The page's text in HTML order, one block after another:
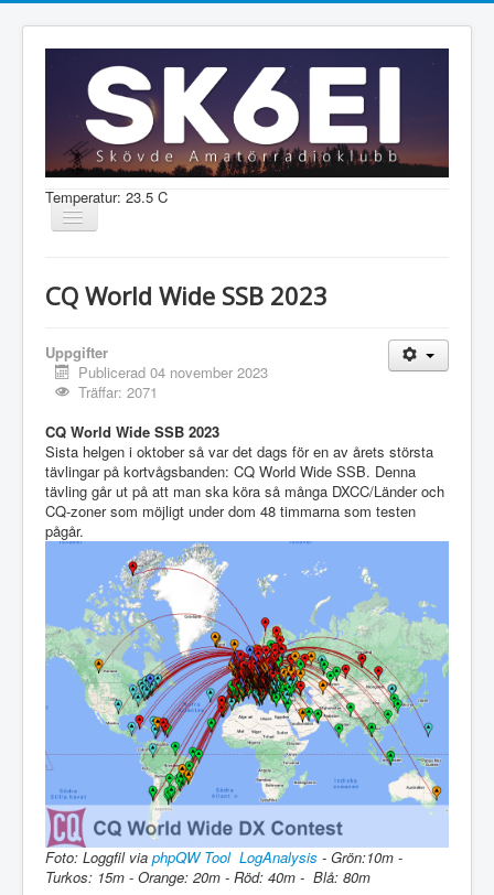
Temperatur: 23.5 C
Visa/dölj
Information
Aktiviteter
Medlem
Shop
CQ World Wide SSB 2023
Uppgifter
Publicerad 04 november 2023
Träffar: 2071
CQ World Wide SSB 2023
Sista helgen i oktober så var det dags för en av årets största
tävlingar på kortvågsbanden: CQ World Wide SSB. Denna
tävling går ut på att man ska köra så många DXCC/Länder och
CQ-zoner som möjligt under dom 48 timmarna som testen
pågår.
Foto: Loggfil via phpQW Tool LogAnalysis - Grön:10m -
Turkos: 15m - Orange: 20m - Röd: 40m - Blå: 80m